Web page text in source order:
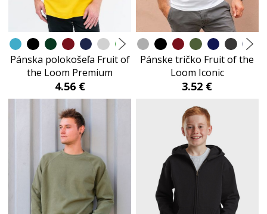
Pánska polokošeľa Fruit of
the Loom Premium
4.56 €
Pánske tričko Fruit of the
Loom Iconic
3.52 €